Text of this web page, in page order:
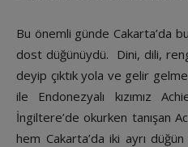
Bu önemli günde Cakarta’da
dost düğünüydü. Dini, dili,
deyip çıktık yola ve gelir
ile Endonezyalı kızımız
İngiltere’de okurken tanışan
hem Cakarta’da iki ayrı